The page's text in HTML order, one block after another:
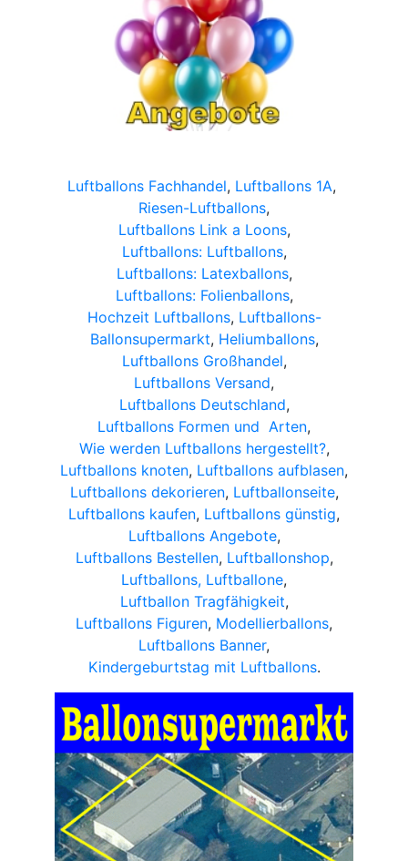
Luftballons Fachhandel, Luftballons 1A,
Riesen-Luftballons,
Luftballons Link a Loons,
Luftballons: Luftballons,
Luftballons: Latexballons,
Luftballons: Folienballons,
Hochzeit Luftballons, Luftballons-
Ballonsupermarkt, Heliumballons,
Luftballons Großhandel,
Luftballons Versand,
Luftballons Deutschland,
Luftballons Formen und Arten,
Wie werden Luftballons hergestellt?,
Luftballons knoten, Luftballons aufblasen,
Luftballons dekorieren, Luftballonseite,
Luftballons kaufen, Luftballons günstig,
Luftballons Angebote,
Luftballons Bestellen, Luftballonshop,
Luftballons, Luftballone,
Luftballon Tragfähigkeit,
Luftballons Figuren, Modellierballons,
Luftballons Banner,
Kindergeburtstag mit Luftballons.